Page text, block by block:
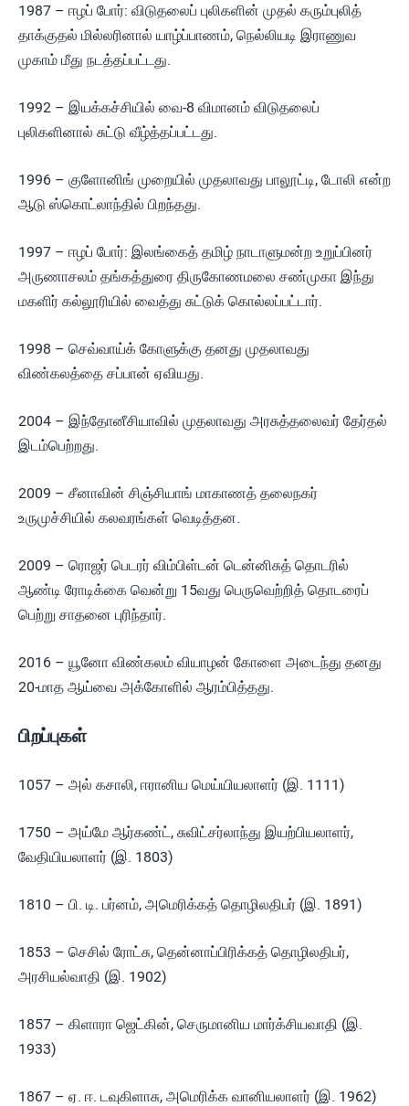
1987 – ஈழப் போர்: விடுதலைப் புலிகளின் முதல் கரும்புலித்
தாக்குதல் மில்லரினால் யாழ்ப்பாணம், நெல்லியடி இராணுவ
முகாம் மீது நடத்தப்பட்டது.
1992 – இயக்கச்சியில் வை-8 விமானம் விடுதலைப்
புலிகளினால் சுட்டு வீழ்த்தப்பட்டது.
1996 – குளோனிங் முறையில் முதலாவது பாலூட்டி, டோலி என்ற
ஆடு ஸ்கொட்லாந்தில் பிறந்தது.
1997 – ஈழப் போர்: இலங்கைத் தமிழ் நாடாளுமன்ற உறுப்பினர்
அருணாசலம் தங்கத்துரை திருகோணமலை சண்முகா இந்து
மகளிர் கல்லூரியில் வைத்து சுட்டுக் கொல்லப்பட்டார்.
1998 – செவ்வாய்க் கோளுக்கு தனது முதலாவது
விண்கலத்தை சப்பான் ஏவியது.
2004 – இந்தோனீசியாவில் முதலாவது அரசுத்தலைவர் தேர்தல்
இடம்பெற்றது.
2009 – சீனாவின் சிஞ்சியாங் மாகாணத் தலைநகர்
உருமுச்சியில் கலவரங்கள் வெடித்தன.
2009 – ரொஜர் பெடரர் விம்பிள்டன் டென்னிசுத் தொடரில்
ஆண்டி ரோடிக்கை வென்று 15வது பெருவெற்றித் தொடரைப்
பெற்று சாதனை புரிந்தார்.
2016 – யூனோ விண்கலம் வியாழன் கோளை அடைந்து தனது
20-மாத ஆய்வை அக்கோளில் ஆரம்பித்தது.
பிறப்புகள்
1057 – அல் கசாலி, ஈரானிய மெய்யியலாளர் (இ. 1111)
1750 – அய்மே ஆர்கண்ட், சுவிட்சர்லாந்து இயற்பியலாளர்,
வேதியியலாளர் (இ. 1803)
1810 – பி. டி. பர்னம், அமெரிக்கத் தொழிலதிபர் (இ. 1891)
1853 – செசில் ரோட்சு, தென்னாப்பிரிக்கத் தொழிலதிபர்,
அரசியல்வாதி (இ. 1902)
1857 – கிளாரா ஜெட்கின், செருமானிய மார்க்சியவாதி (இ.
1933)
1867 – ஏ. ஈ. டவுகிளாசு, அமெரிக்க வானியலாளர் (இ. 1962)